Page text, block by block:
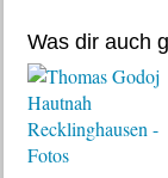
Was dir auch